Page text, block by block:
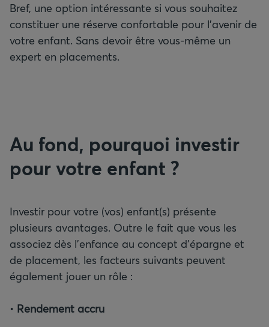
Bref, une option intéressante si vous souhaitez
constituer une réserve confortable pour l’avenir de
votre enfant. Sans devoir être vous-même un
expert en placements.
Au fond, pourquoi investir
pour votre enfant ?
Investir pour votre (vos) enfant(s) présente
plusieurs avantages. Outre le fait que vous les
associez dès l’enfance au concept d’épargne et
de placement, les facteurs suivants peuvent
également jouer un rôle :
• Rendement accru